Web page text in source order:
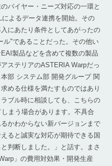
バイヤー・ニーズ対応の一環と
よるデータ連携を開始。その
にあたり条件としてあがったの
ル"であることだった。その他い
製品などを含めて複数の製品
ステリアのASTERIA Warpだっ
部 システム部 開発グループ 関
める仕様を満たすものではあり
ブル時に相談しても、こちらの
まう場合があります。不具合
かわからない新バージョンまで
ると誠実な対応が期待できる国
判断しました。」と話す。まさ
」の費用対効果・開発生産